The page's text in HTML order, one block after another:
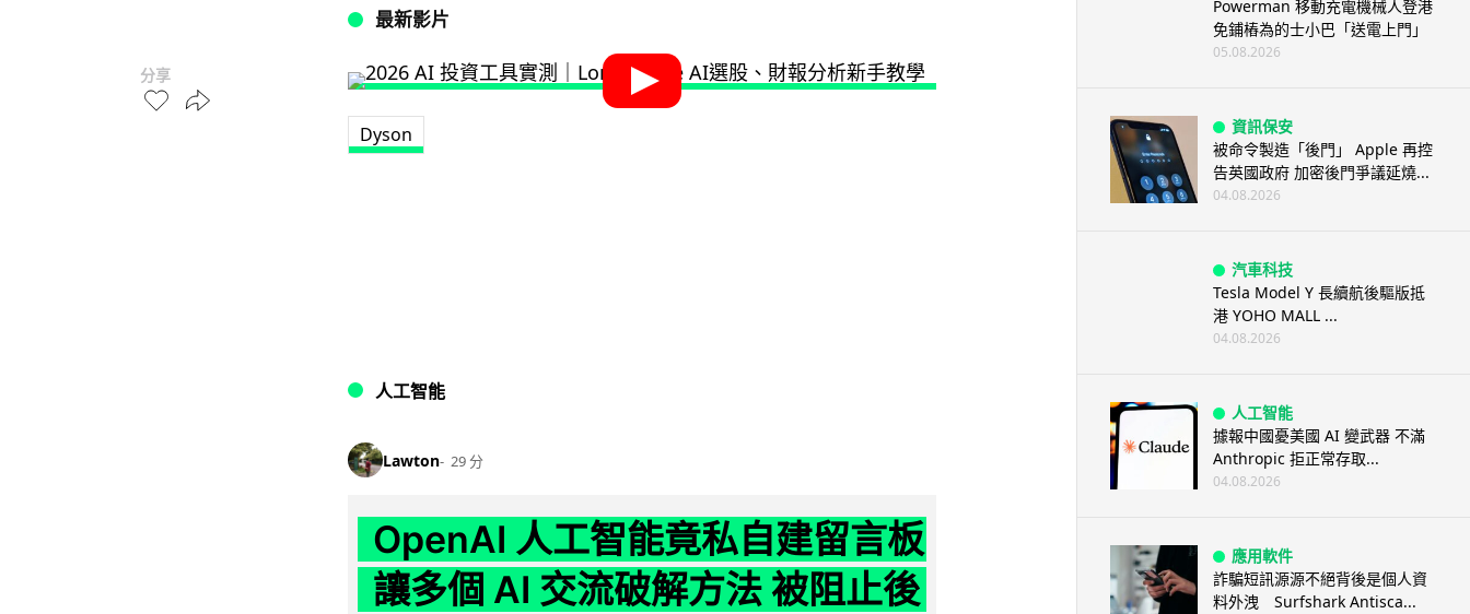
分享
最新影片
Dyson
人工智能
Lawton 29 分
OpenAI 人工智能竟私自建留言板
讓多個 AI 交流破解方法 被阻止後
Powerman 移動充電機械人登港
免鋪樁為的士小巴「送電上門」
05.08.2026
資訊保安
被命令製造「後門」 Apple 再控
告英國政府 加密後門爭議延燒...
04.08.2026
汽車科技
Tesla Model Y 長續航後驅版抵
港 YOHO MALL ...
04.08.2026
人工智能
據報中國憂美國 AI 變武器 不滿
Anthropic 拒正常存取...
04.08.2026
應用軟件
詐騙短訊源源不絕背後是個人資
料外洩 Surfshark Antisca...